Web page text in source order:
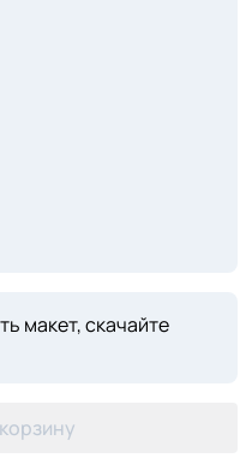
макет, скачайте